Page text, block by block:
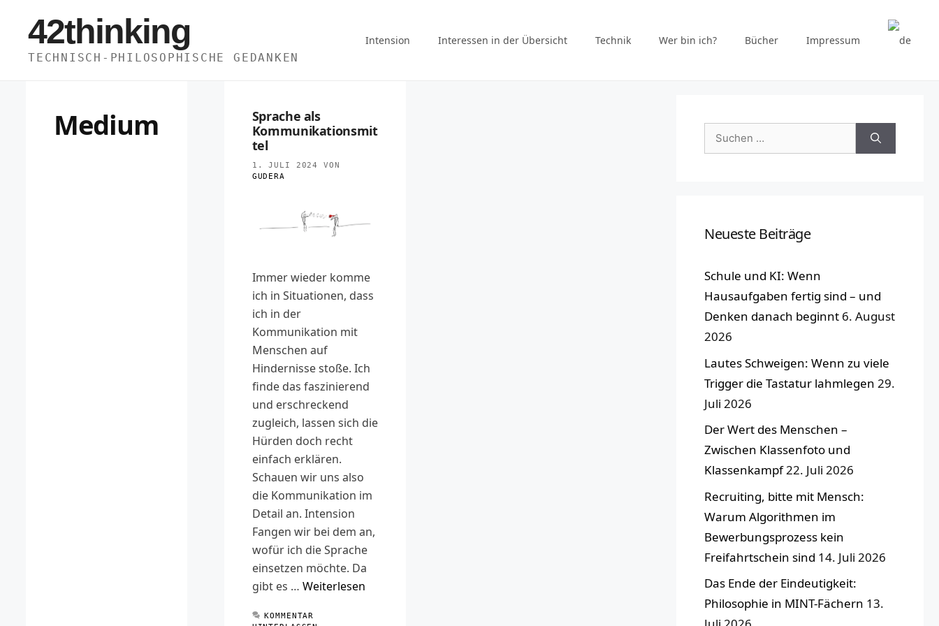
Inhalt
springen
42thinking
TECHNISCH-PHILOSOPHISCHE GEDANKEN
Intension Interessen in der Übersicht Technik Wer bin ich? Bücher Impressum
Medium
Sprache als
Kommunikationsmit
tel
1. JULI 2024
VON
GUDERA
Immer wieder komme
ich in Situationen, dass
ich in der
Kommunikation mit
Menschen auf
Hindernisse stoße. Ich
finde das faszinierend
und erschreckend
zugleich, lassen sich die
Hürden doch recht
einfach erklären.
Schauen wir uns also
die Kommunikation im
Detail an. Intension
Fangen wir bei dem an,
wofür ich die Sprache
einsetzen möchte. Da
gibt es … Weiterlesen
KOMMENTAR
Suchen
nach:
Neueste Beiträge
Schule und KI: Wenn
Hausaufgaben fertig sind – und
Denken danach beginnt 6. August
2026
Lautes Schweigen: Wenn zu viele
Trigger die Tastatur lahmlegen 29.
Juli 2026
Der Wert des Menschen –
Zwischen Klassenfoto und
Klassenkampf22. Juli 2026
Recruiting, bitte mit Mensch:
Warum Algorithmen im
Bewerbungsprozess kein
Freifahrtschein sind 14. Juli 2026
Das Ende der Eindeutigkeit:
Philosophie in MINT-Fächern 13.